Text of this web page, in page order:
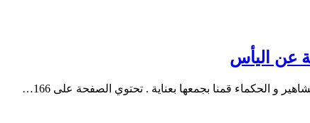
و الحكماء قمنا بجمعها بعناية . تحتوي الصفحة على 166…